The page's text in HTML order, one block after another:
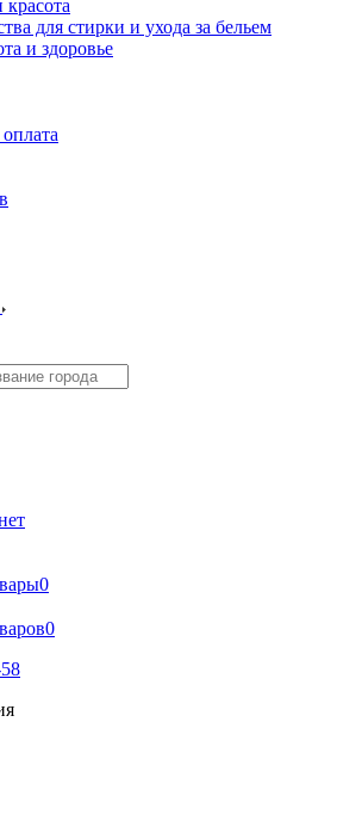
для стирки и ухода за бельем
и здоровье
0
0